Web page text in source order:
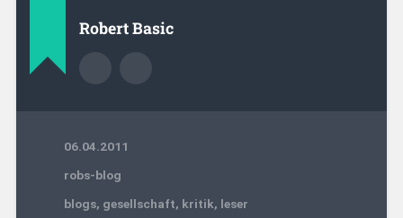
Robert Basic
06.04.2011
robs-blog
blogs, gesellschaft, kritik, leser